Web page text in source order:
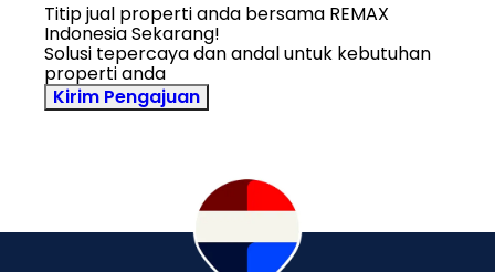
Titip jual properti anda bersama REMAX
Indonesia Sekarang!
Solusi tepercaya dan andal untuk kebutuhan
properti anda
Kirim Pengajuan